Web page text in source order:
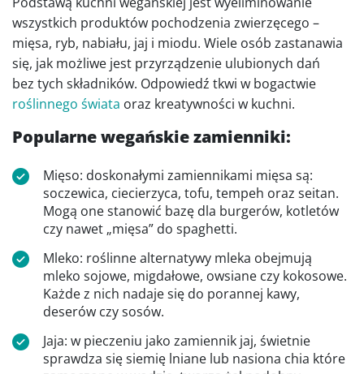
wszystkich produktów pochodzenia zwierzęcego –
mięsa, ryb, nabiału, jaj i miodu. Wiele osób zastanawia
się, jak możliwe jest przyrządzenie ulubionych dań
bez tych składników. Odpowiedź tkwi w bogactwie
roślinnego świata oraz kreatywności w kuchni.
Popularne wegańskie zamienniki:
Mięso: doskonałymi zamiennikami mięsa są:
soczewica, ciecierzyca, tofu, tempeh oraz seitan.
Mogą one stanowić bazę dla burgerów, kotletów
czy nawet „mięsa” do spaghetti.
Mleko: roślinne alternatywy mleka obejmują
mleko sojowe, migdałowe, owsiane czy kokosowe.
Każde z nich nadaje się do porannej kawy,
deserów czy sosów.
Jaja: w pieczeniu jako zamiennik jaj, świetnie
sprawdza się siemię lniane lub nasiona chia które